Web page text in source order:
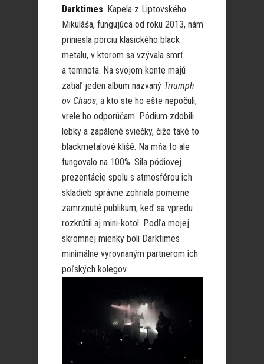
Darktimes. Kapela z Liptovského
Mikuláša, fungujúca od roku 2013, nám
priniesla porciu klasického black
metalu, v ktorom sa vzývala smrť
a temnota. Na svojom konte majú
zatiaľ jeden album nazvaný Triumph
ov Chaos, a kto ste ho ešte nepočuli,
vrele ho odporúčam. Pódium zdobili
lebky a zapálené sviečky, čiže také to
blackmetalové klišé. Na mňa to ale
fungovalo na 100%. Sila pódiovej
prezentácie spolu s atmosférou ich
skladieb správne zohriala pomerne
zamrznuté publikum, keď sa vpredu
rozkrútil aj mini-kotol. Podľa mojej
skromnej mienky boli Darktimes
minimálne vyrovnaným partnerom ich
poľských kolegov.